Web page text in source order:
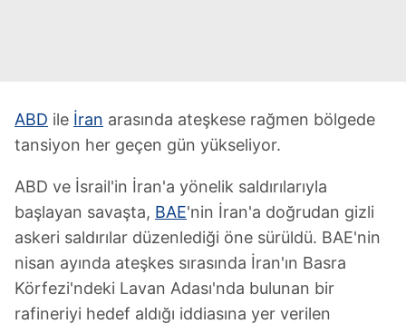
ABD ile İran arasında ateşkese rağmen bölgede
tansiyon her geçen gün yükseliyor.
ABD ve İsrail'in İran'a yönelik saldırılarıyla
başlayan savaşta, BAE'nin İran'a doğrudan gizli
askeri saldırılar düzenlediği öne sürüldü. BAE'nin
nisan ayında ateşkes sırasında İran'ın Basra
Körfezi'ndeki Lavan Adası'nda bulunan bir
rafineriyi hedef aldığı iddiasına yer verilen